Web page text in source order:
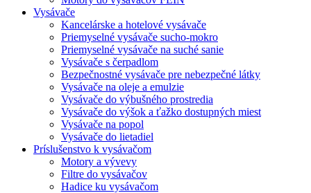
Vysávače
Kancelárske a hotelové vysávače
Priemyselné vysávače sucho-mokro
Priemyselné vysávače na suché sanie
Vysávače s čerpadlom
Bezpečnostné vysávače pre nebezpečné látky
Vysávače na oleje a emulzie
Vysávače do výbušného prostredia
Vysávače do výšok a ťažko dostupných miest
Vysávače na popol
Vysávače do lietadiel
Príslušenstvo k vysávačom
Motory a vývevy
Filtre do vysávačov
Hadice ku vysávačom